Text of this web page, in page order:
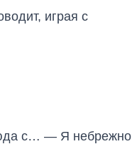
играя с
с… — Я небрежно